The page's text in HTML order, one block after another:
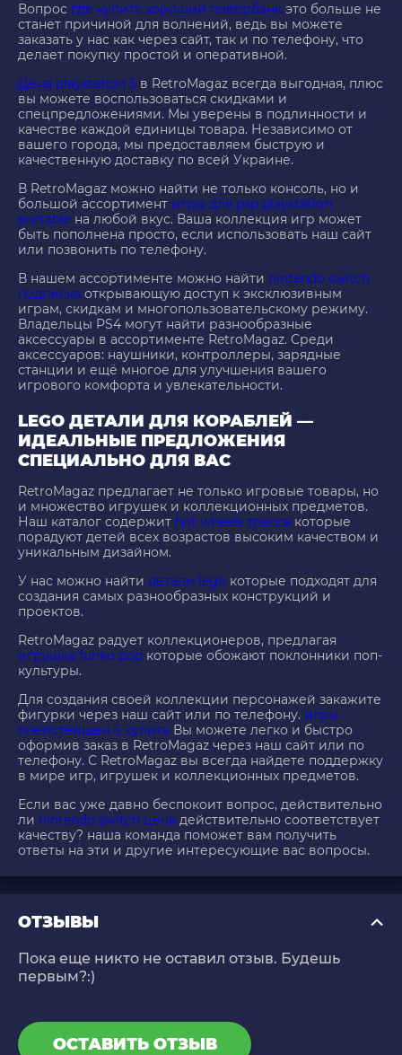
Вопрос где купить хороший повербанк это больше не
станет причиной для волнений, ведь вы можете
заказать у нас как через сайт, так и по телефону, что
делает покупку простой и оперативной.
Цена playstation 5 в RetroMagaz всегда выгодная, плюс
вы можете воспользоваться скидками и
спецпредложениями. Мы уверены в подлинности и
качестве каждой единицы товара. Независимо от
вашего города, мы предоставляем быструю и
качественную доставку по всей Украине.
В RetroMagaz можно найти не только консоль, но и
большой ассортимент игры для psp playstation
portable на любой вкус. Ваша коллекция игр может
быть пополнена просто, если использовать наш сайт
или позвонить по телефону.
В нашем ассортименте можно найти nintendo switch
подписка открывающую доступ к эксклюзивным
играм, скидкам и многопользовательскому режиму.
Владельцы PS4 могут найти разнообразные
аксессуары в ассортименте RetroMagaz. Среди
аксессуаров: наушники, контроллеры, зарядные
станции и ещё многое для улучшения вашего
игрового комфорта и увлекательности.
LEGO ДЕТАЛИ ДЛЯ КОРАБЛЕЙ —
ИДЕАЛЬНЫЕ ПРЕДЛОЖЕНИЯ
СПЕЦИАЛЬНО ДЛЯ ВАС
RetroMagaz предлагает не только игровые товары, но
и множество игрушек и коллекционных предметов.
Наш каталог содержит hot wheels трасса которые
порадуют детей всех возрастов высоким качеством и
уникальным дизайном.
У нас можно найти детали lego которые подходят для
создания самых разнообразных конструкций и
проектов.
RetroMagaz радует коллекционеров, предлагая
игрушка funko pop которые обожают поклонники поп-
культуры.
Для создания своей коллекции персонажей закажите
фигурки через наш сайт или по телефону. игры
плейстейшен 4 купить Вы можете легко и быстро
оформив заказ в RetroMagaz через наш сайт или по
телефону. С RetroMagaz вы всегда найдете поддержку
в мире игр, игрушек и коллекционных предметов.
Если вас уже давно беспокоит вопрос, действительно
ли nintendo switch цена действительно соответствует
качеству? наша команда поможет вам получить
ответы на эти и другие интересующие вас вопросы.
ОТЗЫВЫ
Пока еще никто не оставил отзыв. Будешь
первым?:)
ОСТАВИТЬ ОТЗЫВ